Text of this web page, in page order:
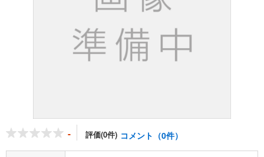
- 評価(0件) コメント（0件）